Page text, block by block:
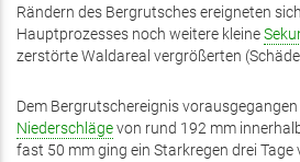
Rändern des Bergrutsches ereigneten
Hauptprozesses noch weitere kleine
zerstörte Waldareal vergrößerten
Dem Bergrutschereignis
Niederschlägevon rund 192 mm
fast 50 mm ging ein Starkregen drei Tage